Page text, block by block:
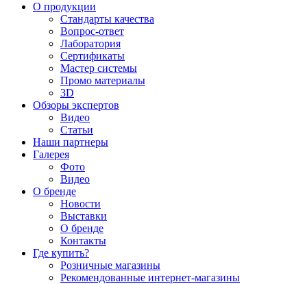
О продукции
Стандарты качества
Вопрос-ответ
Лаборатория
Сертификаты
Мастер системы
Промо материалы
3D
Обзоры экспертов
Видео
Статьи
Наши партнеры
Галерея
Фото
Видео
О бренде
Новости
Выставки
О бренде
Контакты
Где купить?
Розничные магазины
Рекомендованные интернет-магазины